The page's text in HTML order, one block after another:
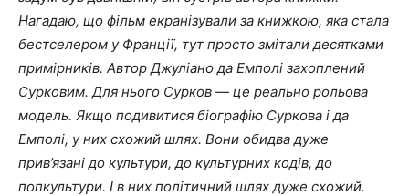
Нагадаю, що фільм екранізували за книжкою, яка стала
бестселером у Франції, тут просто змітали десятками
примірників. Автор Джуліано да Емполі захоплений
Сурковим. Для нього Сурков — це реально рольова
модель. Якщо подивитися біографію Суркова і да
Емполі, у них схожий шлях. Вони обидва дуже
прив’язані до культури, до культурних кодів, до
попкультури. І в них політичний шлях дуже схожий.